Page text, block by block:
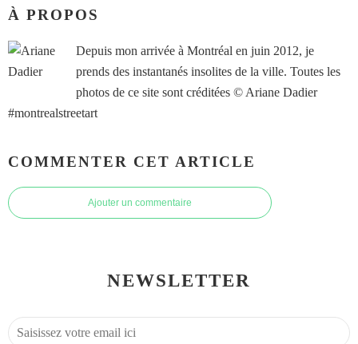
À PROPOS
Depuis mon arrivée à Montréal en juin 2012, je
prends des instantanés insolites de la ville. Toutes les
photos de ce site sont créditées © Ariane Dadier
#montrealstreetart
COMMENTER CET ARTICLE
Ajouter un commentaire
NEWSLETTER